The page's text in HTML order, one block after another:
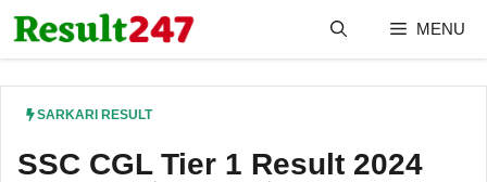
Skip
to
MENU
SARKARI RESULT
SSC CGL Tier 1 Result 2024